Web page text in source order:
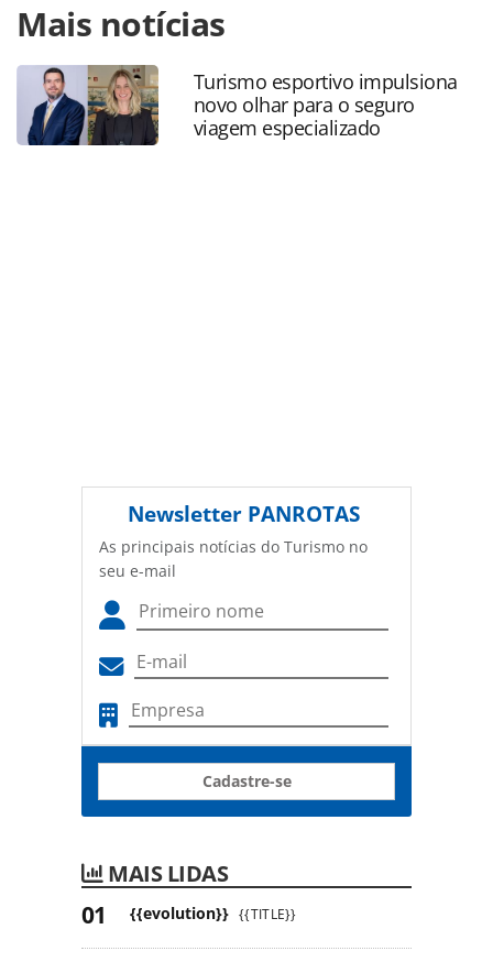
https://www.panrotas.com.br/aviacao/parcerias/2024/08/
parceria-beach-park-e-azul-oferecem-descontos-para-o-
proximo-verao_208784.html ou as ferramentas oferecidas
na página. Todo o conteúdo produzido pela PANROTAS
Editora é protegido pela legislação brasileira sobre direito
autoral. Não reproduza o conteúdo sem autorização da
Mais notícias
Turismo esportivo impulsiona
novo olhar para o seguro
viagem especializado
Newsletter PANROTAS
As principais notícias do Turismo no
seu e-mail
Cadastre-se
MAIS LIDAS
{{evolution}} {{TITLE}}